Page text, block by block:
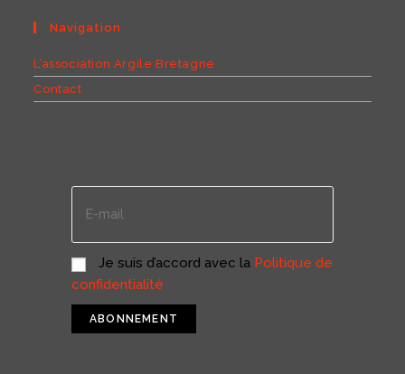
Navigation
L’association Argile Bretagne
Contact
Je suis d’accord avec la Politique de
confidentialité
ABONNEMENT